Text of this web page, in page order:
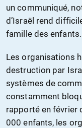
un communiqué,
d’Israël rend
famille des enfants.
Les organisations
destruction par
systèmes de
constamment
rapporté en février
000 enfants, les